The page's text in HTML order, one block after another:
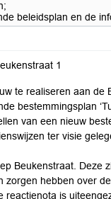
beleidsplan en de
1
te realiseren aan de
bestemmingsplan
van een nieuw
ter visie
Beukenstraat. Deze
zorgen hebben over
is